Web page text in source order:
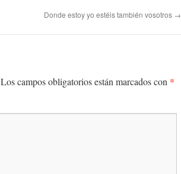
Donde estoy yo estéis también vosotros →
Los campos obligatorios están marcados con *